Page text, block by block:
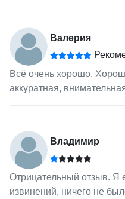
Валерия
Всё очень хорошо.
аккуратная,
Владимир
Отрицательный отзыв. Я
извинений, ничего не